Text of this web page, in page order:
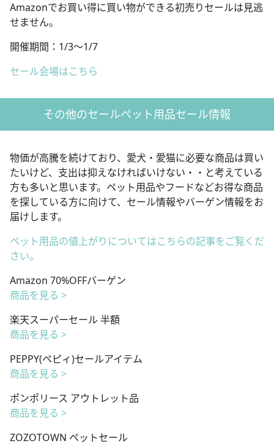
Amazonでお買い得に買い物ができる初売りセールは見逃
せません。
開催期間：1/3〜1/7
セール会場はこちら
その他のセールペット用品セール情報
物価が高騰を続けており、愛犬・愛猫に必要な商品は買い
たいけど、支出は抑えなければいけない・・と考えている
方も多いと思います。ペット用品やフードなどお得な商品
を探している方に向けて、セール情報やバーゲン情報をお
届けします。
ペット用品の値上がりについてはこちらの記事をご覧くだ
さい。
Amazon 70%OFFバーゲン
商品を見る >
楽天スーパーセール 半額
商品を見る >
PEPPY(ペピィ)セールアイテム
商品を見る >
ポンポリース アウトレット品
商品を見る >
ZOZOTOWN ペットセール